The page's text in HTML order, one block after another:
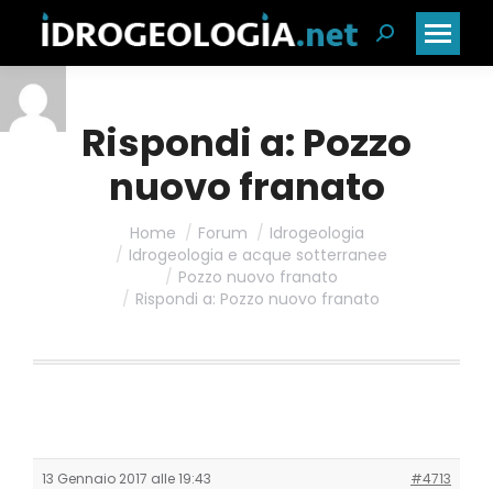
Cerca:
Rispondi a: Pozzo
nuovo franato
Home Forum
Idrogeologia
Idrogeologia e acque sotterranee
Pozzo nuovo franato
Rispondi a: Pozzo nuovo franato
13 Gennaio 2017 alle 19:43 #4713